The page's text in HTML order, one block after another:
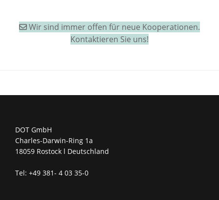
Wir sind immer offen für neue Kooperationen.
Kontaktieren Sie uns!
DOT GmbH
Charles-Darwin-Ring 1a
18059 Rostock l Deutschland
Tel: +49 381- 4 03 35-0